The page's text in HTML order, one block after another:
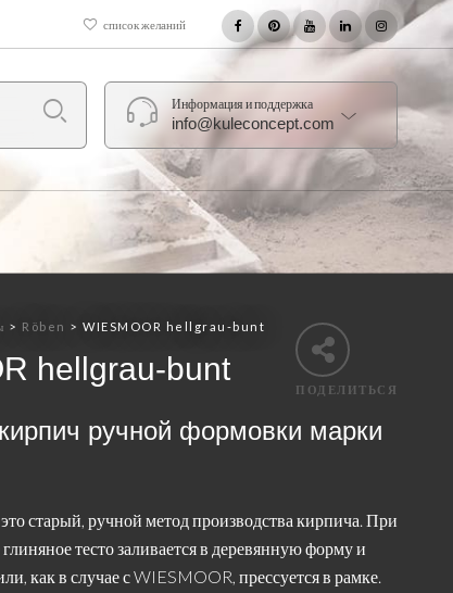
список желаний
Информация и поддержка
info@kuleconcept.com
ПОДЕЛИТЬСЯ
> Röben >WIESMOOR hellgrau-bunt
hellgrau-bunt
ручной формовки марки
старый, ручной метод производства кирпича. При
тесто заливается в деревянную форму и
как в случае с WIESMOOR, прессуется в рамке.